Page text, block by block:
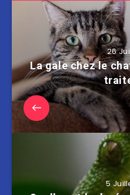
26
La gale chez le
5